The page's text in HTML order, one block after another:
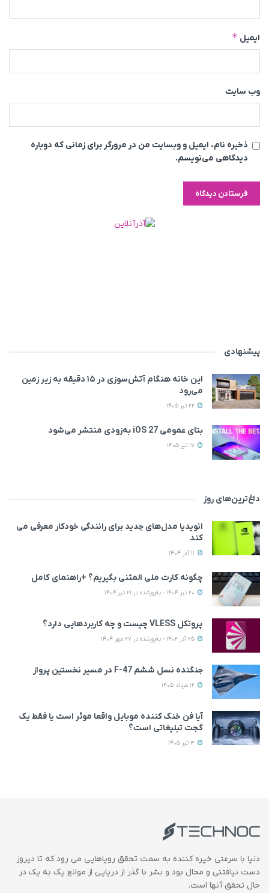
ایمیل *
وب‌ سایت
ذخیره نام، ایمیل و وبسایت من در مرورگر برای زمانی که دوباره
دیدگاهی می‌نویسم.
پیشنهادی
این خانه‌ هنگام آتش‌سوزی در ۱۵ دقیقه به زیر زمین
می‌رود
بتای عمومی iOS 27 به‌زودی منتشر می‌شود
داغ‌ترین‌های روز
انویدیا مدل‌های جدید برای رانندگی خودکار معرفی می
کند
چگونه کارت ملی المثنی بگیریم؟ +راهنمای کامل
پروتکل VLESS چیست و چه کاربردهایی دارد؟
جنگنده نسل ششم F-47 در مسیر نخستین پرواز
آیا فن خنک کننده موبایل واقعا موثر است یا فقط یک
گجت تبلیغاتی است؟
دنیا با سرعتی خیره کننده به سمت تحقق رویاهایی می رود که تا دیروز
دست نیافتنی و محال بود و بشر با گذر از دریایی از موانع یک به یک در
حال تحقق آنها است.